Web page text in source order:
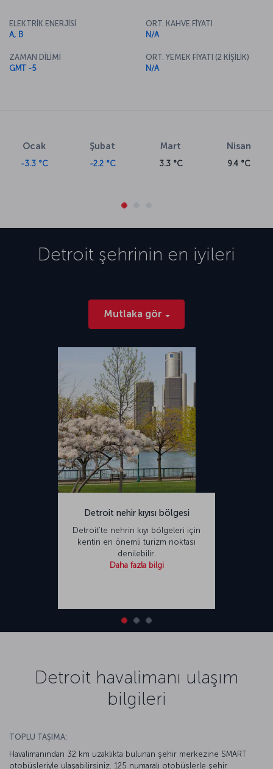
ELEKTRİK ENERJİSİ
A, B
ZAMAN DİLİMİ
GMT -5
ORT. KAHVE FİYATI
N/A
ORT. YEMEK FİYATI (2 KİŞİLİK)
N/A
Ocak
-3.3 °C
Şubat
-2.2 °C
Mart
3.3 °C
Nisan
9.4 °C
Detroit şehrinin en iyileri
Mutlaka gör
Detroit nehir kıyısı bölgesi
Detroit’te nehrin kıyı bölgeleri için
kentin en önemli turizm noktası
denilebilir.
Daha fazla bilgi
Detroit havalimanı ulaşım
bilgileri
TOPLU TAŞIMA:
Havalimanından 32 km uzaklıkta bulunan şehir merkezine SMART
otobüsleriyle ulaşabilirsiniz. 125 numaralı otobüslerle şehir